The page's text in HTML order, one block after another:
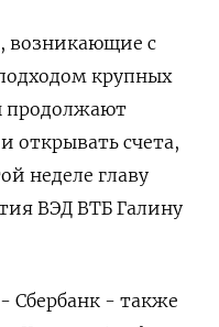
возникающие с
крупных
продолжают
открывать счета,
неделе главу
ВЭД ВТБ Галину
Сбербанк - также